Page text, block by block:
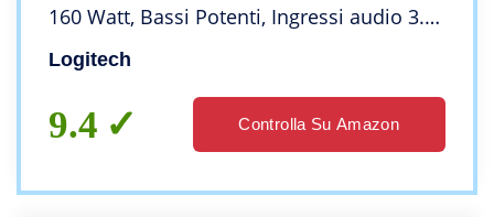
160 Watt, Bassi ‎Potenti, Ingressi audio 3.5
mm e RCA, USB, SD, Telecomando, ‎Presa
EU/IT, PC/TV/Smartphone/Tablet
Logitech
9.4 Controlla Su Amazon